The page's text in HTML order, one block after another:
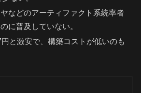
などのアーティファクト系統率者
に普及していない。
と激安で、構築コストが低いのも